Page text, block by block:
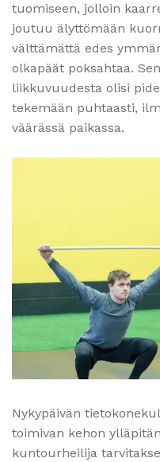
tuomiseen, jolloin
joutuu älyttömään
välttämättä edes
olkapäät poksahtaa.
liikkuvuudesta olisi
tekemään puhtaasti,
väärässä paikassa.
Nykypäivän
toimivan kehon
kuntourheilija